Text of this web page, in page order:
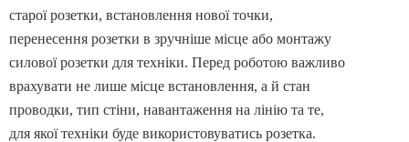
старої розетки, встановлення нової точки,
перенесення розетки в зручніше місце або монтажу
силової розетки для техніки. Перед роботою важливо
врахувати не лише місце встановлення, а й стан
проводки, тип стіни, навантаження на лінію та те,
для якої техніки буде використовуватись розетка.